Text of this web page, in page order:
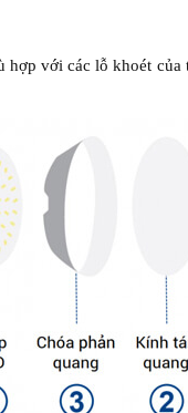
với các lỗ khoét